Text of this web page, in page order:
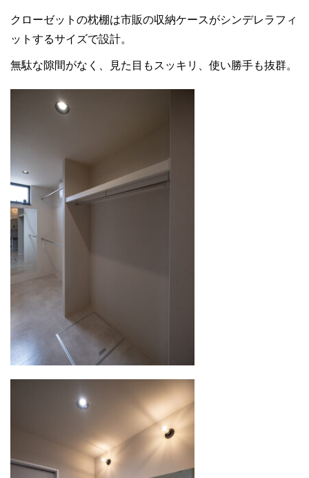
クローゼットの枕棚は市販の収納ケースがシンデレラフィ
ットするサイズで設計。
無駄な隙間がなく、見た目もスッキリ、使い勝手も抜群。